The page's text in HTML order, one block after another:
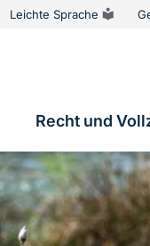
Leichte Sprache
Recht und